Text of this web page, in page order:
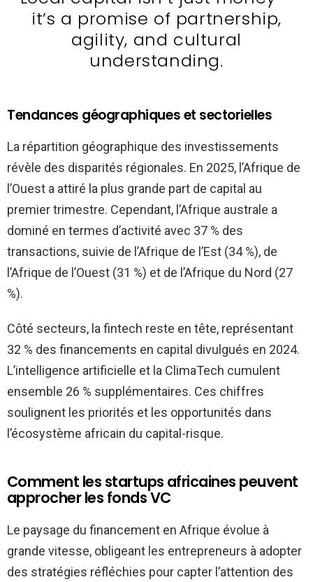
it’s a promise of partnership,
agility, and cultural
understanding.
Tendances géographiques et sectorielles
La répartition géographique des investissements
révèle des disparités régionales. En 2025, l’Afrique de
l’Ouest a attiré la plus grande part de capital au
premier trimestre. Cependant, l’Afrique australe a
dominé en termes d’activité avec 37 % des
transactions, suivie de l’Afrique de l’Est (34 %), de
l’Afrique de l’Ouest (31 %) et de l’Afrique du Nord (27
%).
Côté secteurs, la fintech reste en tête, représentant
32 % des financements en capital divulgués en 2024.
L’intelligence artificielle et la ClimaTech cumulent
ensemble 26 % supplémentaires. Ces chiffres
soulignent les priorités et les opportunités dans
l’écosystème africain du capital-risque.
Comment les startups africaines peuvent
approcher les fonds VC
Le paysage du financement en Afrique évolue à
grande vitesse, obligeant les entrepreneurs à adopter
des stratégies réfléchies pour capter l’attention des